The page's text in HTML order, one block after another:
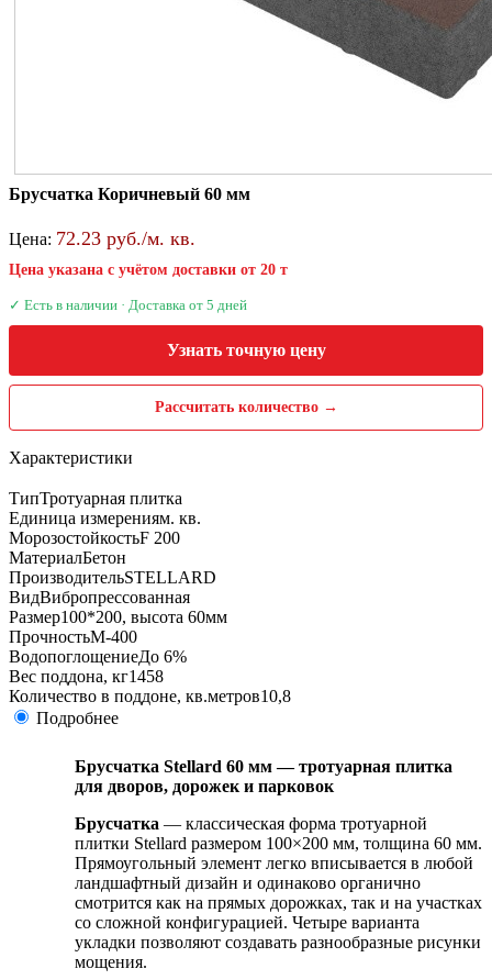
Брусчатка Коричневый 60 мм
Цена: 72.23 руб./м. кв.
Цена указана с учётом доставки от 20 т
✓ Есть в наличии · Доставка от 5 дней
Узнать точную цену
Рассчитать количество →
Характеристики
ТипТротуарная плитка
Единица измерениям. кв.
МорозостойкостьF 200
МатериалБетон
ПроизводительSTELLARD
ВидВибропрессованная
Размер100*200, высота 60мм
ПрочностьМ-400
ВодопоглощениеДо 6%
Вес поддона, кг1458
Количество в поддоне, кв.метров10,8
Подробнее
Брусчатка Stellard 60 мм — тротуарная плитка
для дворов, дорожек и парковок
Брусчатка — классическая форма тротуарной
плитки Stellard размером 100×200 мм, толщина 60 мм.
Прямоугольный элемент легко вписывается в любой
ландшафтный дизайн и одинаково органично
смотрится как на прямых дорожках, так и на участках
со сложной конфигурацией. Четыре варианта
укладки позволяют создавать разнообразные рисунки
мощения.